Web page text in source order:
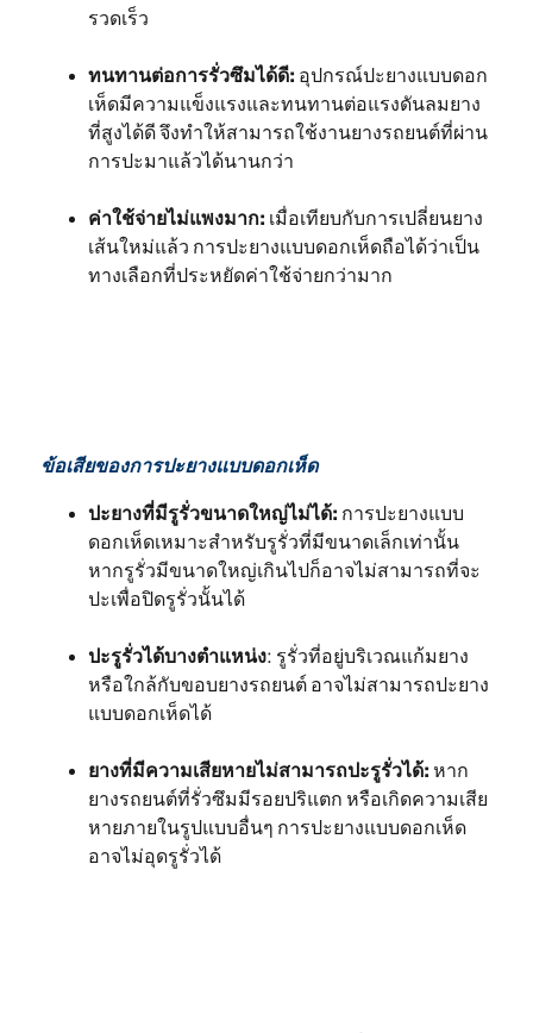
รวดเร็ว
ทนทานต่อการรั่วซึมได้ดี: อุปกรณ์ปะยางแบบดอก
เห็ดมีความแข็งแรงและทนทานต่อแรงดันลมยาง
ที่สูงได้ดี จึงทำให้สามารถใช้งานยางรถยนต์ที่ผ่าน
การปะมาแล้วได้นานกว่า
ค่าใช้จ่ายไม่แพงมาก: เมื่อเทียบกับการเปลี่ยนยาง
เส้นใหม่แล้ว การปะยางแบบดอกเห็ดถือได้ว่าเป็น
ทางเลือกที่ประหยัดค่าใช้จ่ายกว่ามาก
ข้อเสียของการปะยางแบบดอกเห็ด
ปะยางที่มีรูรั่วขนาดใหญ่ไม่ได้: การปะยางแบบ
ดอกเห็ดเหมาะสำหรับรูรั่วที่มีขนาดเล็กเท่านั้น
หากรูรั่วมีขนาดใหญ่เกินไปก็อาจไม่สามารถที่จะ
ปะเพื่อปิดรูรั่วนั้นได้
ปะรูรั่วได้บางตำแหน่ง: รูรั่วที่อยู่บริเวณแก้มยาง
หรือใกล้กับขอบยางรถยนต์ อาจไม่สามารถปะยาง
แบบดอกเห็ดได้
ยางที่มีความเสียหายไม่สามารถปะรูรั่วได้: หาก
ยางรถยนต์ที่รั่วซึมมีรอยปริแตก หรือเกิดความเสีย
หายภายในรูปแบบอื่นๆ การปะยางแบบดอกเห็ด
อาจไม่อุดรูรั่วได้